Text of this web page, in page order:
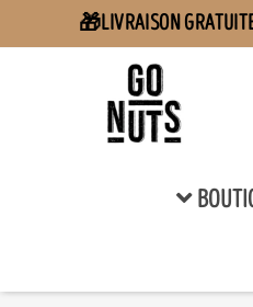
🎁LIVRAISON